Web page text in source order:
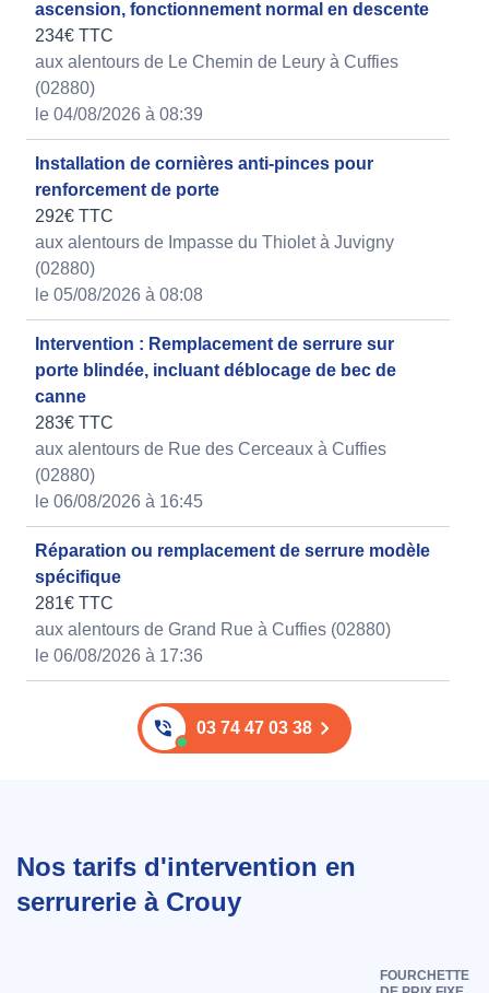
ascension, fonctionnement normal en descente
234€ TTC
aux alentours de Le Chemin de Leury à Cuffies
(02880)
le 04/08/2026 à 08:39
Installation de cornières anti-pinces pour
renforcement de porte
292€ TTC
aux alentours de Impasse du Thiolet à Juvigny
(02880)
le 05/08/2026 à 08:08
Intervention : Remplacement de serrure sur
porte blindée, incluant déblocage de bec de
canne
283€ TTC
aux alentours de Rue des Cerceaux à Cuffies
(02880)
le 06/08/2026 à 16:45
Réparation ou remplacement de serrure modèle
spécifique
281€ TTC
aux alentours de Grand Rue à Cuffies (02880)
le 06/08/2026 à 17:36
03 74 47 03 38
Nos tarifs d'intervention en
serrurerie à Crouy
FOURCHETTE